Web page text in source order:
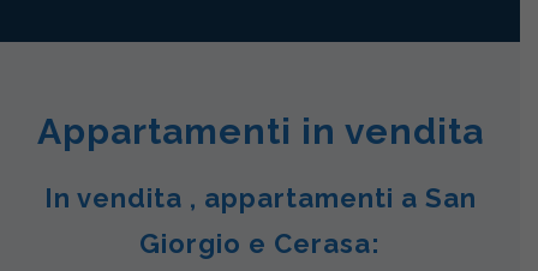
Appartamenti in vendita
In vendita , appartamenti a San
Giorgio e Cerasa: